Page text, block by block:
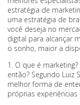
estratégia de
uma estratégia de
você deseja no
digital para alcançar
o sonho, maior a
1. O que é
então? Segundo Luiz
melhor forma de
próprias